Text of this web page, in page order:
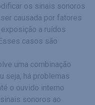
os sinais sonoros
causada por fatores
a ruídos
casos são
uma combinação
seja, há problemas
o ouvido interno
sonoros ao